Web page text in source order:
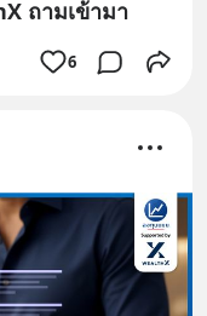
ถามเข้ามา
6